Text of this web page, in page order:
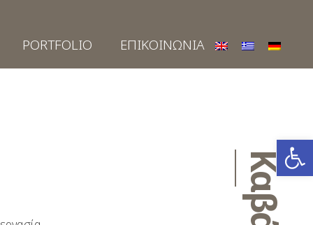
PORTFOLIO ΕΠΙΚΟΙΝΩΝΙΑ